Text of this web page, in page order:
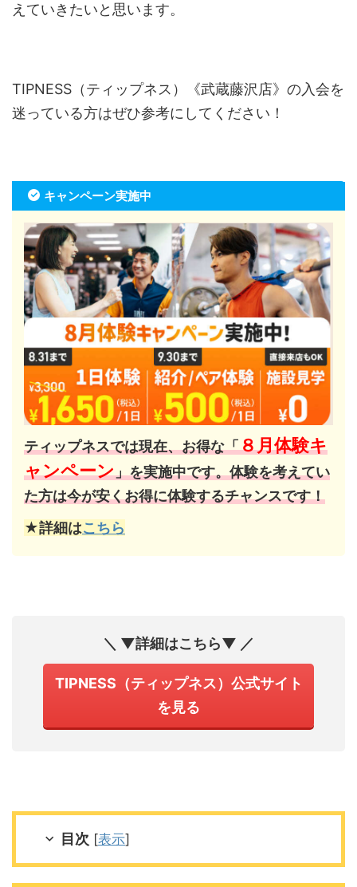
えていきたいと思います。
TIPNESS（ティップネス）《武蔵藤沢店》の入会を
迷っている方はぜひ参考にしてください！
キャンペーン実施中
ティップネスでは現在、お得な「８月体験キ
ャンペーン」を実施中です。体験を考えてい
た方は今が安くお得に体験するチャンスです！
★詳細はこちら
＼ ▼詳細はこちら▼ ／
TIPNESS（ティップネス）公式サイト
を見る
目次 [表示]